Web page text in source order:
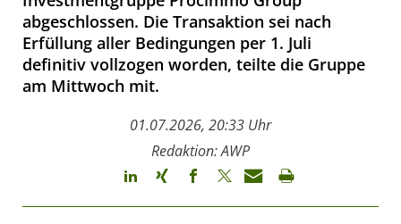
abgeschlossen. Die Transaktion sei nach
Erfüllung aller Bedingungen per 1. Juli
definitiv vollzogen worden, teilte die Gruppe
am Mittwoch mit.
01.07.2026, 20:33 Uhr
Redaktion: AWP